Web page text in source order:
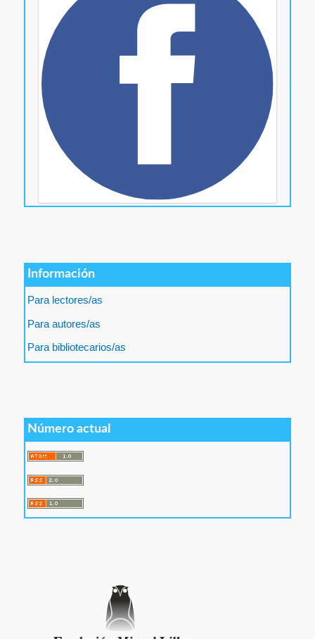
Información
Para lectores/as
Para autores/as
Para bibliotecarios/as
Número actual